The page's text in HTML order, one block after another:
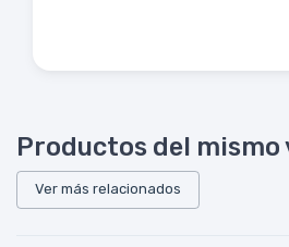
Productos del mismo
Ver más relacionados